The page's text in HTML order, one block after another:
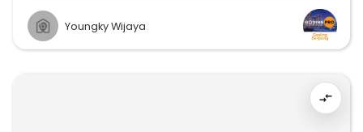
Youngky Wijaya